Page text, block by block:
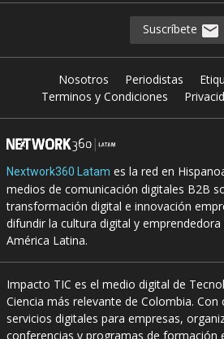
Suscríbete
Nosotros Periodistas
Terminos y Condiciones
Nextwork360 Latam es la red en
medios de comunicación digitales B2B
transformación digital e innovación
difundir la cultura digital y
América Latina.
Impacto TIC es el medio digital de
Ciencia más relevante de Colombia.
servicios digitales para empresas,
conferencias y programas de formación